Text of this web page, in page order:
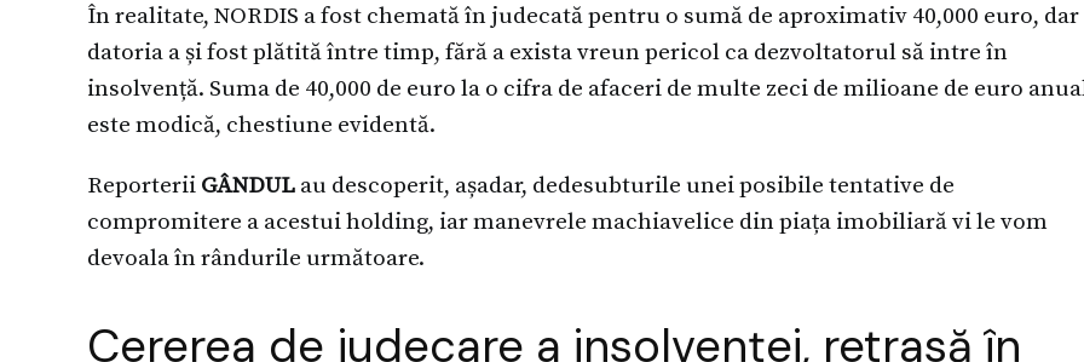
În realitate, NORDIS a fost chemată în judecată pentru o sumă de aproximativ 40,000 euro, dar
datoria a și fost plătită între timp, fără a exista vreun pericol ca dezvoltatorul să intre în
insolvență. Suma de 40,000 de euro la o cifra de afaceri de multe zeci de milioane de euro
este modică, chestiune evidentă.
Reporterii GÂNDUL au descoperit, așadar, dedesubturile unei posibile tentative de
compromitere a acestui holding, iar manevrele machiavelice din piața imobiliară vi le vom
devoala în rândurile următoare.
Cererea de judecare a insolvenței, retrasă în